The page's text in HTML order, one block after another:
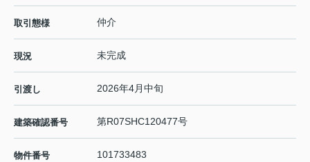
取引態様 仲介
現況 未完成
引渡し 2026年4月中旬
建築確認番号 第R07SHC120477号
物件番号 101733483